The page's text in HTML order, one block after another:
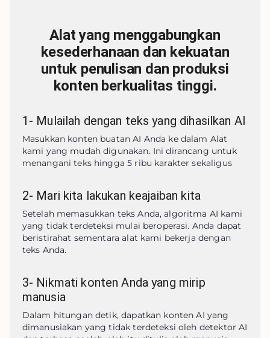
Alat yang menggabungkan
kesederhanaan dan kekuatan
untuk penulisan dan produksi
konten berkualitas tinggi.
1 - Mulailah dengan teks yang dihasilkan AI
Masukkan konten buatan AI Anda ke dalam Alat
kami yang mudah digunakan. Ini dirancang untuk
menangani teks hingga 5 ribu karakter sekaligus
2- Mari kita lakukan keajaiban kita
Setelah memasukkan teks Anda, algoritma AI kami
yang tidak terdeteksi mulai beroperasi. Anda dapat
beristirahat sementara alat kami bekerja dengan
teks Anda.
3- Nikmati konten Anda yang mirip
manusia
Dalam hitungan detik, dapatkan konten AI yang
dimanusiakan yang tidak terdeteksi oleh detektor AI